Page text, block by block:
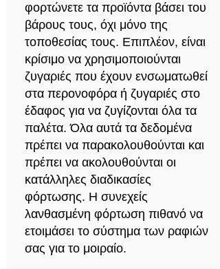
φορτώνετε τα προϊόντα βάσει του
βάρους τους, όχι μόνο της
τοποθεσίας τους. Επιπλέον, είναι
κρίσιμο να χρησιμοποιούνται
ζυγαριές που έχουν ενσωματωθεί
στα περονοφόρα ή ζυγαριές στο
έδαφος για να ζυγίζονται όλα τα
παλέτα. Όλα αυτά τα δεδομένα
πρέπει να παρακολουθούνται και
πρέπει να ακολουθούνται οι
κατάλληλες διαδικασίες
φόρτωσης. Η συνεχείς
λανθασμένη φόρτωση πιθανό να
ετοιμάσει το σύστημα των ραφιών
σας για το μοιραίο.